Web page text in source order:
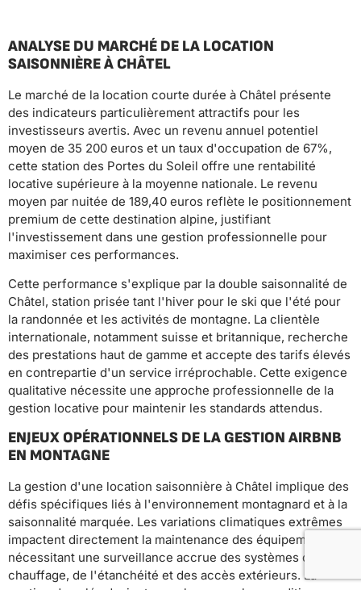
ANALYSE DU MARCHÉ DE LA LOCATION
SAISONNIÈRE À CHÂTEL
Le marché de la location courte durée à Châtel présente
des indicateurs particulièrement attractifs pour les
investisseurs avertis. Avec un revenu annuel potentiel
moyen de 35 200 euros et un taux d'occupation de 67%,
cette station des Portes du Soleil offre une rentabilité
locative supérieure à la moyenne nationale. Le revenu
moyen par nuitée de 189,40 euros reflète le positionnement
premium de cette destination alpine, justifiant
l'investissement dans une gestion professionnelle pour
maximiser ces performances.
Cette performance s'explique par la double saisonnalité de
Châtel, station prisée tant l'hiver pour le ski que l'été pour
la randonnée et les activités de montagne. La clientèle
internationale, notamment suisse et britannique, recherche
des prestations haut de gamme et accepte des tarifs élevés
en contrepartie d'un service irréprochable. Cette exigence
qualitative nécessite une approche professionnelle de la
gestion locative pour maintenir les standards attendus.
ENJEUX OPÉRATIONNELS DE LA GESTION AIRBNB
EN MONTAGNE
La gestion d'une location saisonnière à Châtel implique des
défis spécifiques liés à l'environnement montagnard et à la
saisonnalité marquée. Les variations climatiques extrêmes
impactent directement la maintenance des équipements,
nécessitant une surveillance accrue des systèmes de
chauffage, de l'étanchéité et des accès extérieurs. La